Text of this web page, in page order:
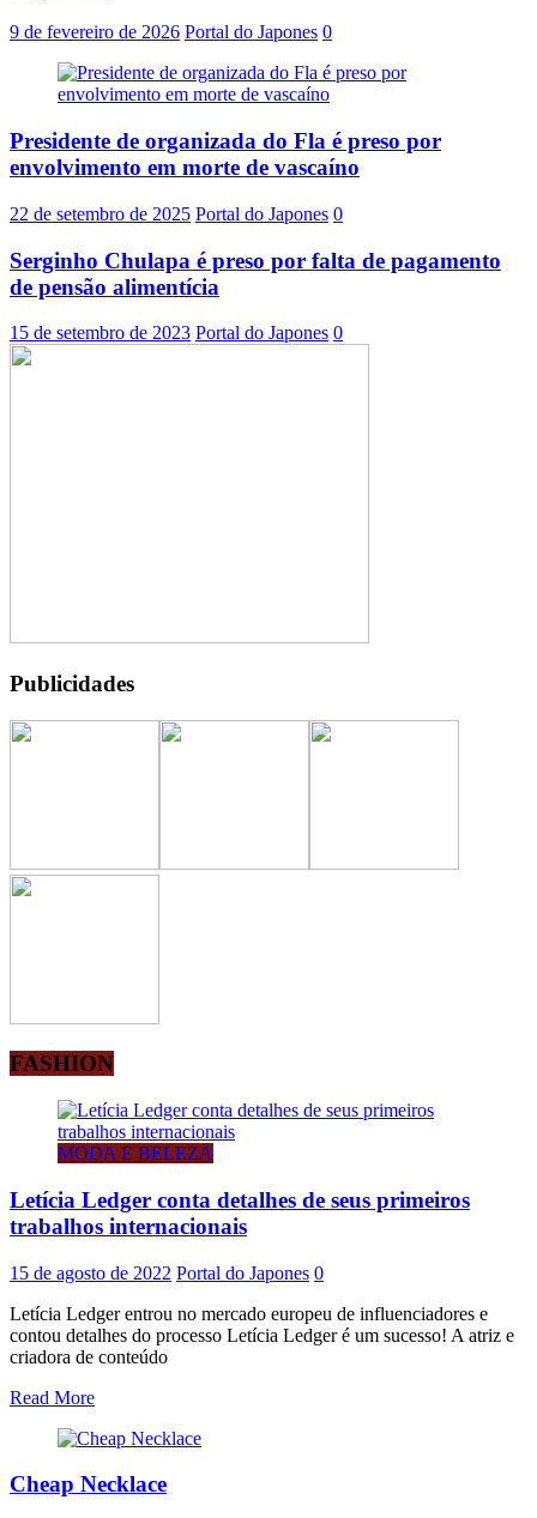
9 de fevereiro de 2026 Portal do Japones 0
Presidente de organizada do Fla é preso por
envolvimento em morte de vascaíno
22 de setembro de 2025 Portal do Japones 0
Serginho Chulapa é preso por falta de pagamento
de pensão alimentícia
15 de setembro de 2023 Portal do Japones 0
Publicidades
FASHION
MODA E BELEZA
Letícia Ledger conta detalhes de seus primeiros
trabalhos internacionais
15 de agosto de 2022 Portal do Japones 0
Letícia Ledger entrou no mercado europeu de influenciadores e
contou detalhes do processo Letícia Ledger é um sucesso! A atriz e
criadora de conteúdo
Read More
Cheap Necklace